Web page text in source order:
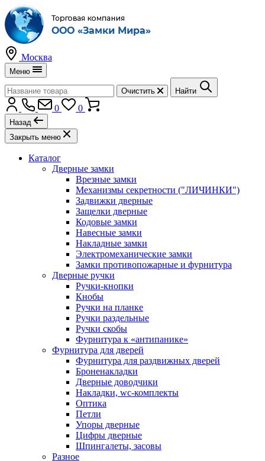
Москва
Меню
Очистить Найти
0 0
Назад
Закрыть меню
Каталог
Дверные замки
Врезные замки
Механизмы секретности ("ЛИЧИНКИ")
Задвижки дверные
Защелки дверные
Кодовые замки
Навесные замки
Накладные замки
Электромеханические замки
Замки противопожарные и фурнитура
Дверные ручки
Ручки-кнопки
Кнобы
Ручки на планке
Ручки раздельные
Ручки скобы
Фурнитура к «антипанике»
Фурнитура для дверей
Фурнитура для раздвижных дверей
Броненакладки
Дверные доводчики
Накладки, wc-комплекты
Оптика
Петли
Упоры дверные
Цифры дверные
Шпингалеты, засовы
Разное